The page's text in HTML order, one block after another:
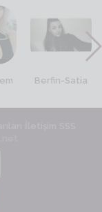
Berfin-Satia